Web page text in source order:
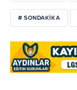
# SONDAKIKA